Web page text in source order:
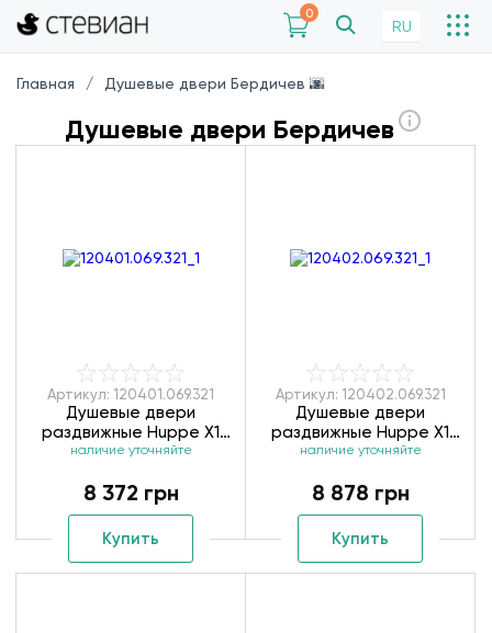
0
RU
Главная Душевые двери Бердичев 🌆
Душевые двери Бердичев
Артикул: 120401.069.321
Душевые двери
раздвижные Huppe X1
120401.069.321/140401.069.321
наличие уточняйте
8 372 грн
Купить
Артикул: 120402.069.321
Душевые двери
раздвижные Huppe X1
120402.069.321/
наличие уточняйте
8 878 грн
Купить